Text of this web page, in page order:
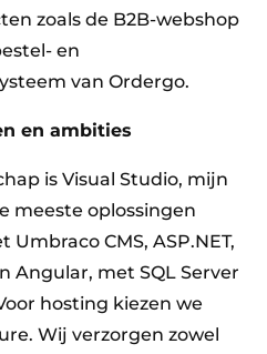
zoals de B2B-webshop
en
van Ordergo.
en ambities
is Visual Studio, mijn
meeste oplossingen
CMS, ASP.NET,
Angular, met SQL Server
hosting kiezen we
Wij verzorgen zowel